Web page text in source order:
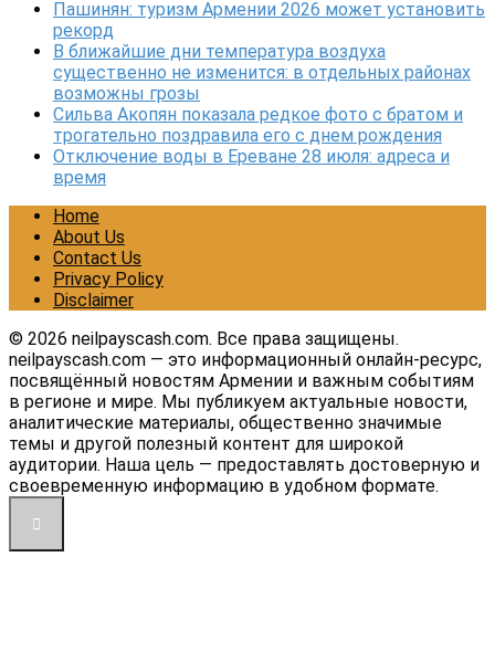
Пашинян: туризм Армении 2026 может установить
рекорд
В ближайшие дни температура воздуха
существенно не изменится: в отдельных районах
возможны грозы
Сильва Акопян показала редкое фото с братом и
трогательно поздравила его с днем рождения
Отключение воды в Ереване 28 июля: адреса и
время
Home
About Us
Contact Us
Privacy Policy
Disclaimer
© 2026 neilpayscash.com. Все права защищены.
neilpayscash.com — это информационный онлайн-ресурс,
посвящённый новостям Армении и важным событиям
в регионе и мире. Мы публикуем актуальные новости,
аналитические материалы, общественно значимые
темы и другой полезный контент для широкой
аудитории. Наша цель — предоставлять достоверную и
своевременную информацию в удобном формате.